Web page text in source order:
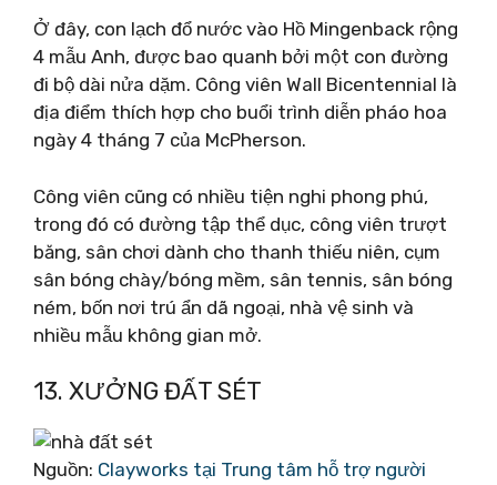
Ở đây, con lạch đổ nước vào Hồ Mingenback rộng
4 mẫu Anh, được bao quanh bởi một con đường
đi bộ dài nửa dặm. Công viên Wall Bicentennial là
địa điểm thích hợp cho buổi trình diễn pháo hoa
ngày 4 tháng 7 của McPherson.
Công viên cũng có nhiều tiện nghi phong phú,
trong đó có đường tập thể dục, công viên trượt
băng, sân chơi dành cho thanh thiếu niên, cụm
sân bóng chày/bóng mềm, sân tennis, sân bóng
ném, bốn nơi trú ẩn dã ngoại, nhà vệ sinh và
nhiều mẫu không gian mở.
13. XƯỞNG ĐẤT SÉT
Nguồn: Clayworks tại Trung tâm hỗ trợ người